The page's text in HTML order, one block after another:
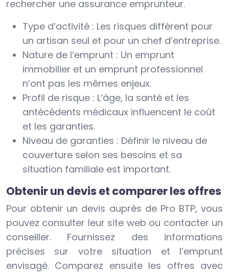
rechercher une assurance emprunteur.
Type d’activité : Les risques diffèrent pour
un artisan seul et pour un chef d’entreprise.
Nature de l’emprunt : Un emprunt
immobilier et un emprunt professionnel
n’ont pas les mêmes enjeux.
Profil de risque : L’âge, la santé et les
antécédents médicaux influencent le coût
et les garanties.
Niveau de garanties : Définir le niveau de
couverture selon ses besoins et sa
situation familiale est important.
Obtenir un devis et comparer les offres
Pour obtenir un devis auprès de Pro BTP, vous
pouvez consulter leur site web ou contacter un
conseiller. Fournissez des informations
précises sur votre situation et l’emprunt
envisagé. Comparez ensuite les offres avec